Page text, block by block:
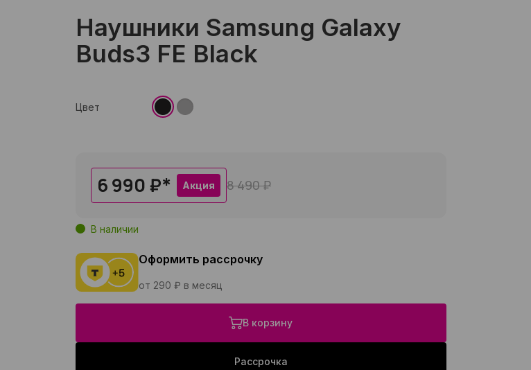
Наушники Samsung Galaxy
Buds3 FE Black
Цвет
6 990 ₽* Акция 8 490 ₽
В наличии
Оформить рассрочку
от 290 ₽ в месяц
В корзину
Рассрочка